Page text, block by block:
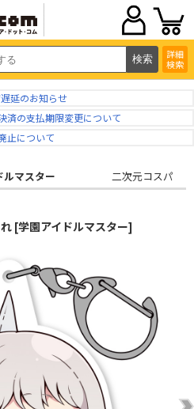
詳細
検索
延のお知らせ
済の支払期限変更について
止について
ルマスター 二次元コスパ
[学園アイドルマスター]